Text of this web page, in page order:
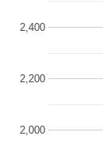
2,000
2,200
2,400